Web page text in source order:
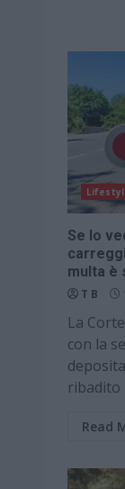
Se lo
multa è
T B
La
con la
ribadito
Read